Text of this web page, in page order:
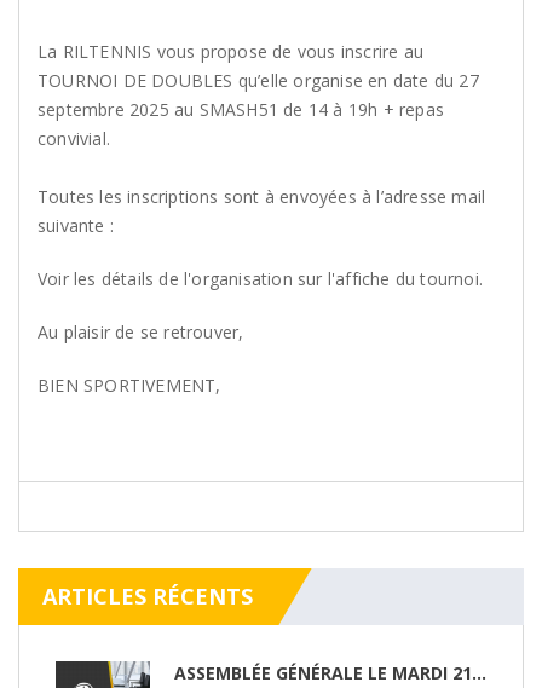
La RILTENNIS vous propose de vous inscrire au
TOURNOI DE DOUBLES qu’elle organise en date du 27
septembre 2025 au SMASH51 de 14 à 19h + repas
convivial.
Toutes les inscriptions sont à envoyées à l’adresse mail
suivante :
Voir les détails de l'organisation sur l'affiche du tournoi.
Au plaisir de se retrouver,
BIEN SPORTIVEMENT,
ARTICLES RÉCENTS
ASSEMBLÉE GÉNÉRALE LE MARDI 21/04/26